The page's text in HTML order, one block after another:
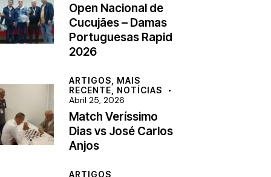
Open Nacional de
Cucujães – Damas
Portuguesas Rapid
2026
ARTIGOS, MAIS
RECENTE, NOTÍCIAS
Abril 25, 2026
Match Veríssimo
Dias vs José Carlos
Anjos
ARTIGOS,